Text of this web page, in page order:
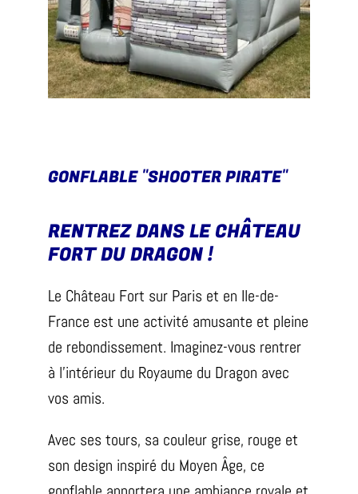
GONFLABLE "SHOOTER PIRATE"
RENTREZ DANS LE CHÂTEAU
FORT DU DRAGON !
Le Château Fort sur Paris et en Ile-de-
France est une activité amusante et pleine
de rebondissement. Imaginez-vous rentrer
à l’intérieur du Royaume du Dragon avec
vos amis.
Avec ses tours, sa couleur grise, rouge et
son design inspiré du Moyen Âge, ce